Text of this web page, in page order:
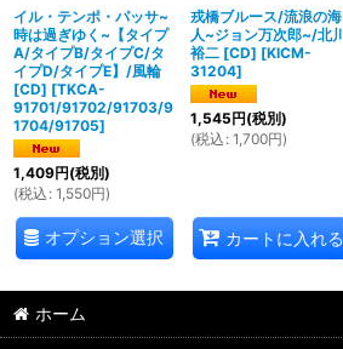
イル・テンポ・パッサ~
時は過ぎゆく~【タイプ
A/タイプB/タイプC/タ
イプD/タイプE】/風輪
[CD] [TKCA-
91701/91702/91703/9
1704/91705]
1,409円(税別)
(税込 : 1,550円)
オプション選択
戎橋ブルース/流浪の海
人~ジョン万次郎~/北川
裕二 [CD] [KICM-
31204]
1,545円(税別)
(税込 : 1,700円)
カートに入れる
ホーム